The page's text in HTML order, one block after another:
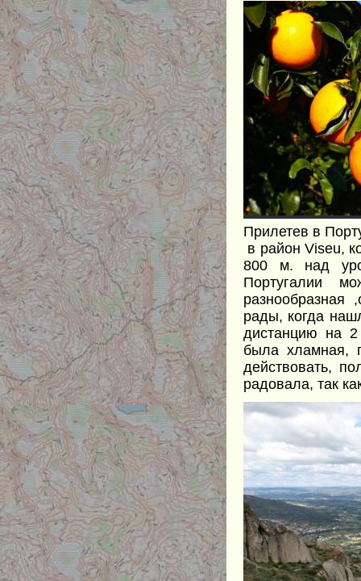
Прилетев в
в район Viseu,
800 м. над
Португалии
рады, когда
дистанцию на 2
была хламная,
действовать,
радовала, так